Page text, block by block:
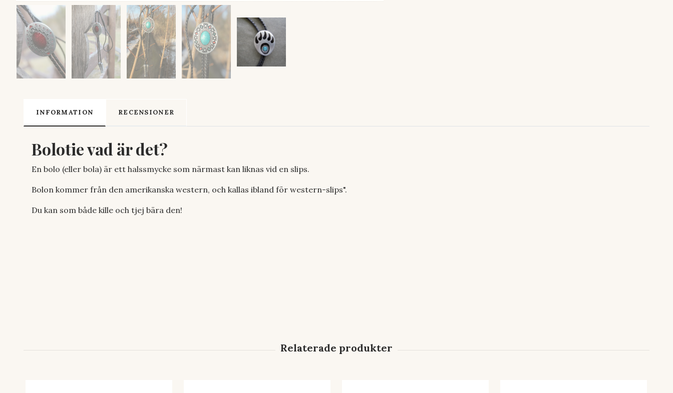
INFORMATION RECENSIONER
Bolotie vad är det?
En bolo (eller bola) är ett halssmycke som närmast kan liknas vid en slips.
Bolon kommer från den amerikanska western, och kallas ibland för western-slips".
Du kan som både kille och tjej bära den!